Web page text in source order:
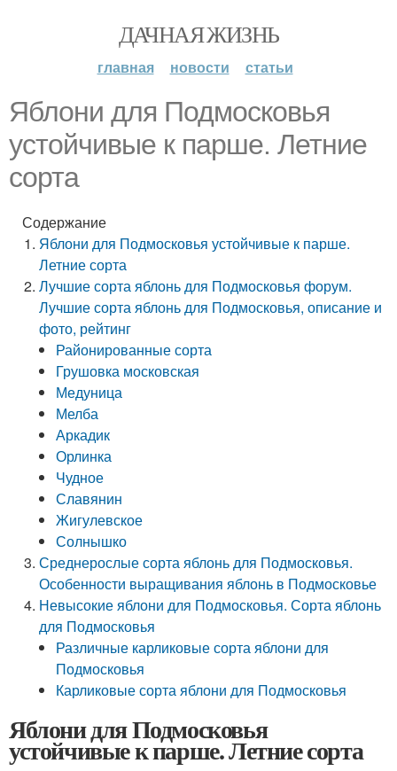
ДАЧНАЯ ЖИЗНЬ
главная новости статьи
Яблони для Подмосковья
устойчивые к парше. Летние
сорта
Содержание
Яблони для Подмосковья устойчивые к парше.
Летние сорта
Лучшие сорта яблонь для Подмосковья форум.
Лучшие сорта яблонь для Подмосковья, описание и
фото, рейтинг
Районированные сорта
Грушовка московская
Медуница
Мелба
Аркадик
Орлинка
Чудное
Славянин
Жигулевское
Солнышко
Среднерослые сорта яблонь для Подмосковья.
Особенности выращивания яблонь в Подмосковье
Невысокие яблони для Подмосковья. Сорта яблонь
для Подмосковья
Различные карликовые сорта яблони для
Подмосковья
Карликовые сорта яблони для Подмосковья
Яблони для Подмосковья
устойчивые к парше. Летние сорта